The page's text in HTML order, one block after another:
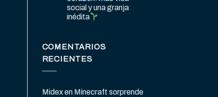
social y una granja
inédita
COMENTARIOS
RECIENTES
Midexen Minecraft sorprende